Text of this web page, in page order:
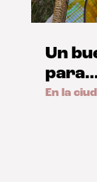
Un
En la